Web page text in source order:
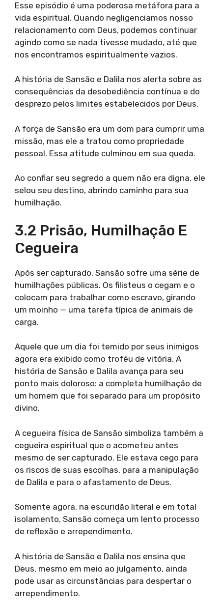
Esse episódio é uma poderosa metáfora para a
vida espiritual. Quando negligenciamos nosso
relacionamento com Deus, podemos continuar
agindo como se nada tivesse mudado, até que
nos encontramos espiritualmente vazios.
A história de Sansão e Dalila nos alerta sobre as
consequências da desobediência contínua e do
desprezo pelos limites estabelecidos por Deus.
A força de Sansão era um dom para cumprir uma
missão, mas ele a tratou como propriedade
pessoal. Essa atitude culminou em sua queda.
Ao confiar seu segredo a quem não era digna, ele
selou seu destino, abrindo caminho para sua
humilhação.
3.2 Prisão, Humilhação E
Cegueira
Após ser capturado, Sansão sofre uma série de
humilhações públicas. Os filisteus o cegam e o
colocam para trabalhar como escravo, girando
um moinho — uma tarefa típica de animais de
carga.
Aquele que um dia foi temido por seus inimigos
agora era exibido como troféu de vitória. A
história de Sansão e Dalila avança para seu
ponto mais doloroso: a completa humilhação de
um homem que foi separado para um propósito
divino.
A cegueira física de Sansão simboliza também a
cegueira espiritual que o acometeu antes
mesmo de ser capturado. Ele estava cego para
os riscos de suas escolhas, para a manipulação
de Dalila e para o afastamento de Deus.
Somente agora, na escuridão literal e em total
isolamento, Sansão começa um lento processo
de reflexão e arrependimento.
A história de Sansão e Dalila nos ensina que
Deus, mesmo em meio ao julgamento, ainda
pode usar as circunstâncias para despertar o
arrependimento.